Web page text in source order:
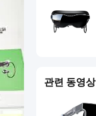
관련 동영상